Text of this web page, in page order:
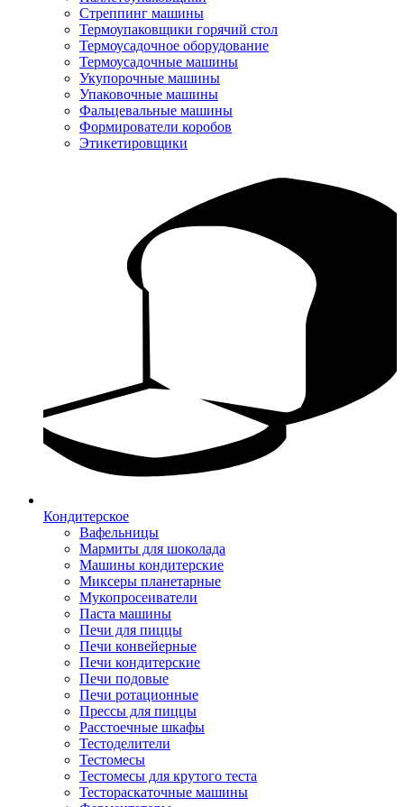
Стреппинг машины
Термоупаковщики горячий стол
Термоусадочное оборудование
Термоусадочные машины
Укупорочные машины
Упаковочные машины
Фальцевальные машины
Формирователи коробов
Этикетировщики
Кондитерское
Вафельницы
Мармиты для шоколада
Машины кондитерские
Миксеры планетарные
Мукопросеиватели
Паста машины
Печи для пиццы
Печи конвейерные
Печи кондитерские
Печи подовые
Печи ротационные
Прессы для пиццы
Расстоечные шкафы
Тестоделители
Тестомесы
Тестомесы для крутого теста
Тестораскаточные машины